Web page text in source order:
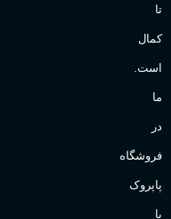
تا
کمال
است.
ما
در
فروشگاه
پاپروک
با